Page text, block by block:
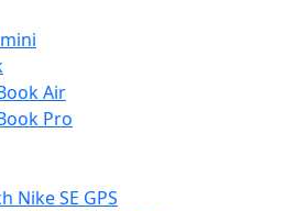
Air
Pro
Nike SE GPS